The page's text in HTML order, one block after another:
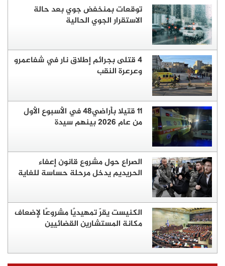
توقعات بمنخفض جوي بعد حالة
الاستقرار الجوي الحالية
4 قتلى بجرائم إطلاق نار في شفاعمرو
وعرعرة النقب
11 قتيلا بأراضي48 في الأسبوع الأول
من عام 2026 بينهم سيدة
الصراع حول مشروع قانون إعفاء
الحريديم يدخل مرحلة حساسة للغاية
الكنيست يقرّ تمهيديًا مشروعًا لإضعاف
مكانة المستشارين القضائيين